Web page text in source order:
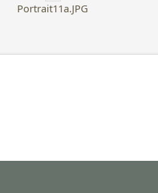
Portrait11a.JPG